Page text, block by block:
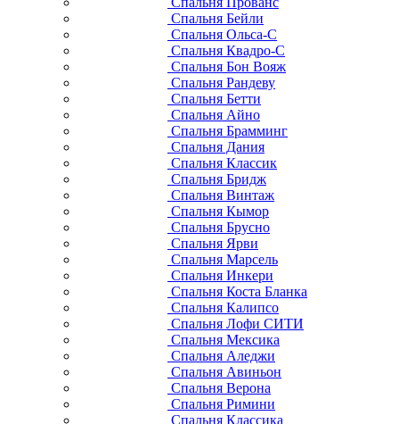
Спальня Бейли
Спальня Ольса-С
Спальня Квадро-С
Спальня Бон Вояж
Спальня Рандеву
Спальня Бетти
Спальня Айно
Спальня Брамминг
Спальня Дания
Спальня Классик
Спальня Бридж
Спальня Винтаж
Спальня Кымор
Спальня Брусно
Спальня Ярви
Спальня Марсель
Спальня Инкери
Спальня Коста Бланка
Спальня Калипсо
Спальня Лофи СИТИ
Спальня Мексика
Спальня Аледжи
Спальня Авиньон
Спальня Верона
Спальня Римини
Спальня Классика